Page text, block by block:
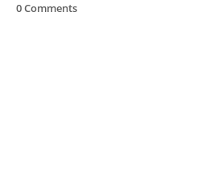
0 Comments